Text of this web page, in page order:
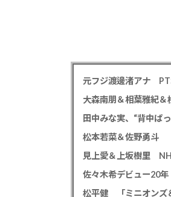
大森南朋＆相葉雅紀
田中みな実、“背中ぱ
松本若菜＆佐野勇斗
見上愛＆上坂樹里
佐々木希デビュー20